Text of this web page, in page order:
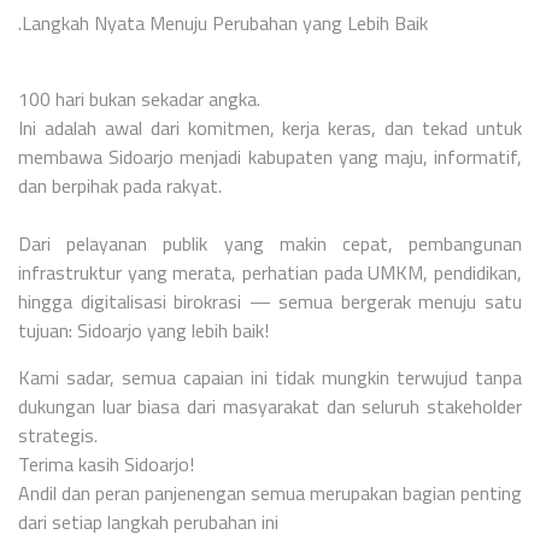
.Langkah Nyata Menuju Perubahan yang Lebih Baik
100 hari bukan sekadar angka.
Ini adalah awal dari komitmen, kerja keras, dan tekad untuk
membawa Sidoarjo menjadi kabupaten yang maju, informatif,
dan berpihak pada rakyat.
Dari pelayanan publik yang makin cepat, pembangunan
infrastruktur yang merata, perhatian pada UMKM, pendidikan,
hingga digitalisasi birokrasi — semua bergerak menuju satu
tujuan: Sidoarjo yang lebih baik!
Kami sadar, semua capaian ini tidak mungkin terwujud tanpa
dukungan luar biasa dari masyarakat dan seluruh stakeholder
strategis.
Terima kasih Sidoarjo!
Andil dan peran panjenengan semua merupakan bagian penting
dari setiap langkah perubahan ini